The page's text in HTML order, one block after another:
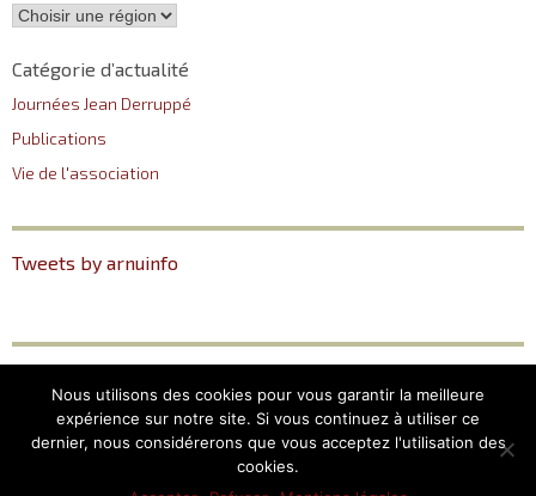
Catégorie d’actualité
Journées Jean Derruppé
Publications
Vie de l'association
Tweets by arnuinfo
ARNU
12, Place du Pantéon –
75005 Paris
Plan du site
Mentions légales
Nous utilisons des cookies pour vous garantir la meilleure
expérience sur notre site. Si vous continuez à utiliser ce
dernier, nous considérerons que vous acceptez l'utilisation des
cookies.